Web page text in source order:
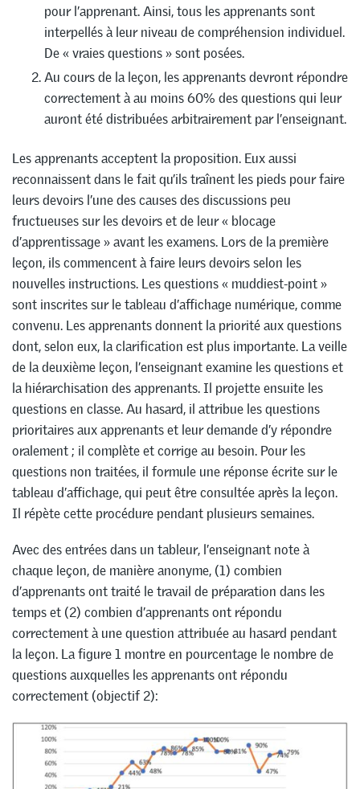
pour l’apprenant. Ainsi, tous les apprenants sont
interpellés à leur niveau de compréhension individuel.
De « vraies questions » sont posées.
Au cours de la leçon, les apprenants devront répondre
correctement à au moins 60% des questions qui leur
auront été distribuées arbitrairement par l’enseignant.
Les apprenants acceptent la proposition. Eux aussi
reconnaissent dans le fait qu’ils traînent les pieds pour faire
leurs devoirs l’une des causes des discussions peu
fructueuses sur les devoirs et de leur « blocage
d’apprentissage » avant les examens. Lors de la première
leçon, ils commencent à faire leurs devoirs selon les
nouvelles instructions. Les questions « muddiest-point »
sont inscrites sur le tableau d’affichage numérique, comme
convenu. Les apprenants donnent la priorité aux questions
dont, selon eux, la clarification est plus importante. La veille
de la deuxième leçon, l’enseignant examine les questions et
la hiérarchisation des apprenants. Il projette ensuite les
questions en classe. Au hasard, il attribue les questions
prioritaires aux apprenants et leur demande d’y répondre
oralement ; il complète et corrige au besoin. Pour les
questions non traitées, il formule une réponse écrite sur le
tableau d’affichage, qui peut être consultée après la leçon.
Il répète cette procédure pendant plusieurs semaines.
Avec des entrées dans un tableur, l’enseignant note à
chaque leçon, de manière anonyme, (1) combien
d’apprenants ont traité le travail de préparation dans les
temps et (2) combien d’apprenants ont répondu
correctement à une question attribuée au hasard pendant
la leçon. La figure 1 montre en pourcentage le nombre de
questions auxquelles les apprenants ont répondu
correctement (objectif 2):